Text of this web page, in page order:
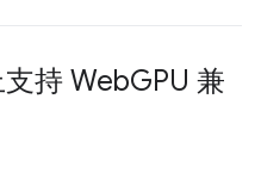
支持 WebGPU 兼